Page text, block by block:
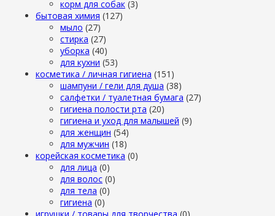
корм для собак (3)
бытовая химия (127)
мыло (27)
стирка (27)
уборка (40)
для кухни (53)
косметика / личная гигиена (151)
шампуни / гели для душа (38)
салфетки / туалетная бумага (27)
гигиена полости рта (20)
гигиена и уход для малышей (9)
для женщин (54)
для мужчин (18)
корейская косметика (0)
для лица (0)
для волос (0)
для тела (0)
гигиена (0)